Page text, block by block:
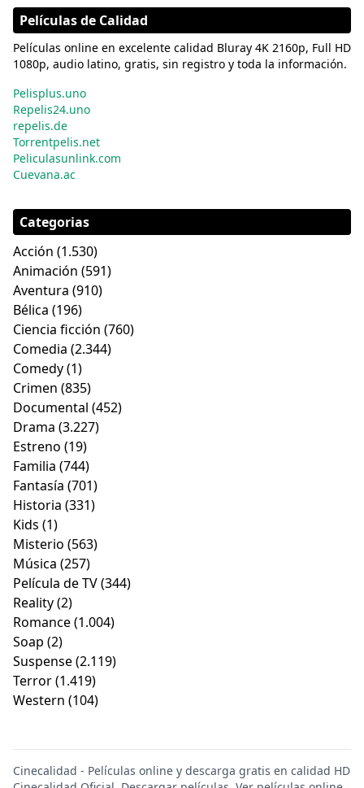
Películas de Calidad
Películas online en excelente calidad Bluray 4K 2160p, Full HD
1080p, audio latino, gratis, sin registro y toda la información.
Pelisplus.uno
Repelis24.uno
repelis.de
Torrentpelis.net
Peliculasunlink.com
Cuevana.ac
Categorias
Acción (1.530)
Animación (591)
Aventura (910)
Bélica (196)
Ciencia ficción (760)
Comedia (2.344)
Comedy(1)
Crimen (835)
Documental (452)
Drama (3.227)
Estreno (19)
Familia (744)
Fantasía (701)
Historia (331)
Kids (1)
Misterio (563)
Música (257)
Película de TV(344)
Reality(2)
Romance(1.004)
Soap (2)
Suspense(2.119)
Terror(1.419)
Western (104)
Cinecalidad - Películas online y descarga gratis en calidad HD